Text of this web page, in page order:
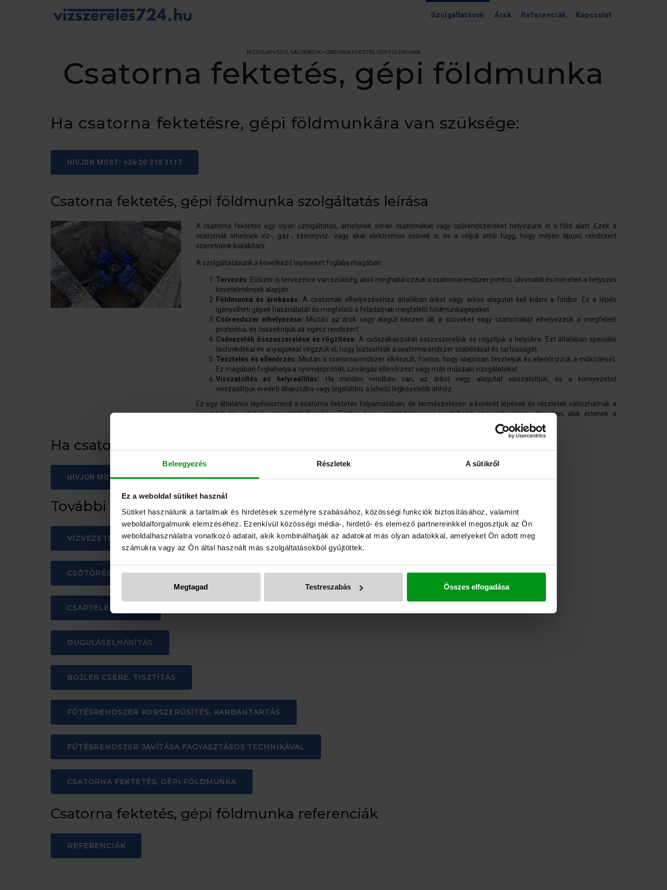
Beleegyezés Részletek A sütikről
Ez a weboldal sütiket használ
Sütiket használunk a tartalmak és hirdetések személyre szabásához, közösségi funkciók biztosításához, valamint
weboldalforgalmunk elemzéséhez. Ezenkívül közösségi média-, hirdető- és elemező partnereinkkel megosztjuk az Ön
weboldalhasználatra vonatkozó adatait, akik kombinálhatják az adatokat más olyan adatokkal, amelyeket Ön adott meg
számukra vagy az Ön által használt más szolgáltatásokból gyűjtöttek.
Megtagad Testreszabás Összes elfogadása
Szolgáltatások Árak Referenciák Kapcsolat
KEZDŐLAP » SZOLGÁLTATÁSOK » CSATORNA FEKTETÉS, GÉPI FÖLDMUNKA
Csatorna fektetés, gépi földmunka
Ha csatorna fektetésre, gépi földmunkára van szüksége:
HÍVJON MOST: +36 20 310 3117
Csatorna fektetés, gépi földmunka szolgáltatás leírása
A csatorna fektetés egy olyan szolgáltatás, amelynek során csatornákat vagy csőrendszereket helyezünk el a föld alatt. Ezek a
csatornák lehetnek víz-, gáz-, szennyvíz- vagy akár elektromos csövek is, és a céljuk attól függ, hogy milyen típusú rendszert
szeretnénk kialakítani.
A szolgáltatásunk a következő lépéseket foglalja magában:
Tervezés: Először is tervezésre van szükség, ahol meghatározzuk a csatornarendszer pontos útvonalát és méreteit a helyszíni
követelmények alapján.
Földmunka és árokásás: A csatornák elhelyezéséhez általában árkot vagy árkos alagutat kell kiásni a földbe. Ez a lépés
igényelheti gépek használatát és megfelelő a feladatnak megfelelő földmunkagépeket.
Csőrendszer elhelyezése: Miután az árok vagy alagút készen áll, a csöveket vagy csatornákat elhelyezzük a megfelelő
pozícióba, és összekötjük az egész rendszert.
Csővezeték összeszerelése és rögzítése: A csőszakaszokat összeszereljük és rögzítjük a helyükre. Ezt általában speciális
technikákkal és anyagokkal végzzük el, hogy biztosítsák a csatornarendszer stabilitását és tartósságát.
Tesztelés és ellenőrzés: Miután a csatornarendszer elkészült, fontos, hogy alaposan teszteljük és ellenőrizzük a működését.
Ez magában foglalhatja a nyomáspróbát, szivárgás ellenőrzést vagy más műszaki vizsgálatokat.
Visszatöltés és helyreállítás: Ha minden rendben van, az árkot vagy alagutat visszatöltjük, és a környezetet
visszaállítjuk eredeti állapotába vagy legalábbis a lehető legközelebb ahhoz.
Ez egy általános lépéssorrend a csatorna fektetés folyamatában, de természetesen a konkrét lépések és részletek változhatnak a
projektek típusától és méretétől függően. Fontos hogy szakértelemmel rendelkező szakembereket válasszon, akik értenek a
Ha csatorna fektetésre, gépi földmunkára van szüksége:
HÍVJON MOST: +36 20 310 3117
További szolgáltatásaink
VÍZVEZETÉK SZERELÉS
CSŐTÖRÉS ELHÁRÍTÁS
CSAPTELEP CSERE
DUGULÁSELHÁRÍTÁS
BOJLER CSERE, TISZTÍTÁS
FŰTÉSRENDSZER KORSZERŰSÍTÉS, KARBANTARTÁS
FŰTÉSRENDSZER JAVÍTÁSA FAGYASZTÁSOS TECHNIKÁVAL
CSATORNA FEKTETÉS, GÉPI FÖLDMUNKA
Csatorna fektetés, gépi földmunka referenciák
REFERENCIÁK